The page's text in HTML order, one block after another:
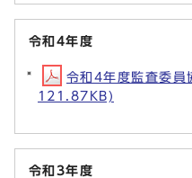
令和4年度
令和4年度監査委員
121.87KB)
令和3年度